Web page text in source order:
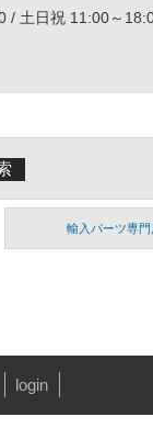
/ 土日祝 11:00～
輸入パーツ専門
login